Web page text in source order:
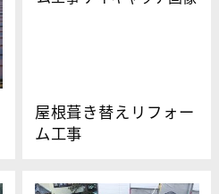
屋根葺き替えリフォー
ム工事